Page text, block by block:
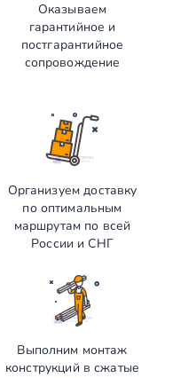
Оказываем
гарантийное и
постгарантийное
сопровождение
Организуем доставку
по оптимальным
маршрутам по всей
России и СНГ
Выполним монтаж
конструкций в сжатые